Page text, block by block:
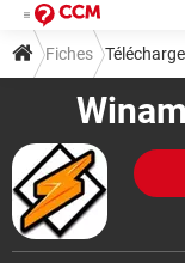
Fiches